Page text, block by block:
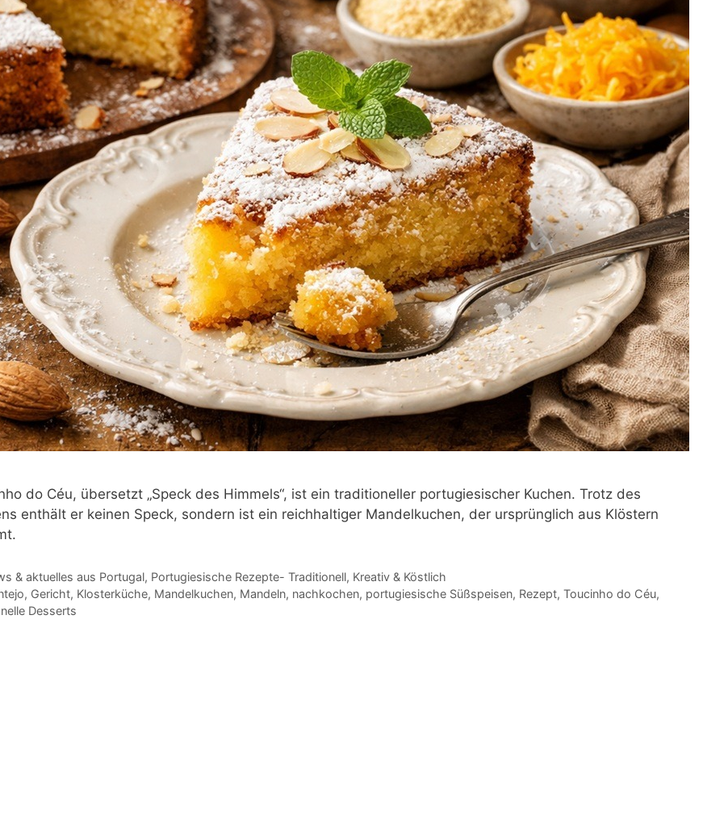
do Céu, übersetzt „Speck des Himmels“, ist ein traditioneller portugiesischer Kuchen. Trotz des
enthält er keinen Speck, sondern ist ein reichhaltiger Mandelkuchen, der ursprünglich aus Klöstern
& aktuelles aus Portugal, Portugiesische Rezepte- Traditionell, Kreativ & Köstlich
, Gericht, Klosterküche, Mandelkuchen, Mandeln, nachkochen, portugiesische Süßspeisen, Rezept, Toucinho do Céu,
Desserts